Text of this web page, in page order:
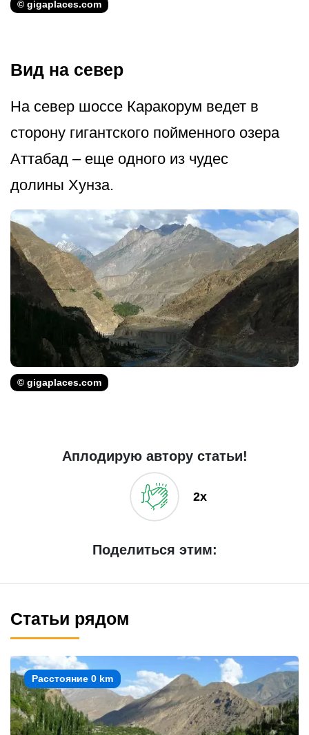
© gigaplaces.com
Вид на север
На север шоссе Каракорум ведет в
сторону гигантского пойменного озера
Аттабад – еще одного из чудес
долины Хунза.
© gigaplaces.com
Аплодирую автору статьи!
2x
Поделиться этим:
Статьи рядом
Расстояние 0 km